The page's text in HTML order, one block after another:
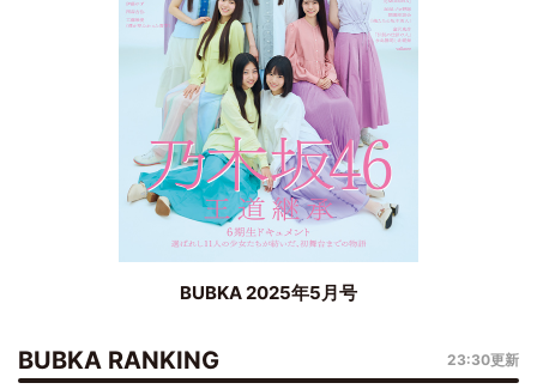
BUBKA 2025年5月号
BUBKA RANKING 23:30更新